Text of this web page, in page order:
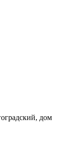
дом